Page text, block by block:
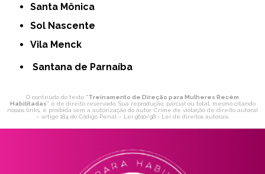
Santa Mônica
Sol Nascente
Vila Menck
Santana de Parnaíba
O conteúdo do texto "Treinamento de Direção para Mulheres Recém
Habilitadas" é de direito reservado. Sua reprodução, parcial ou total, mesmo citando
nossos links, é proibida sem a autorização do autor. Crime de violação de direito autoral
– artigo 184 do Código Penal – Lei 9610/98 - Lei de direitos autorais.